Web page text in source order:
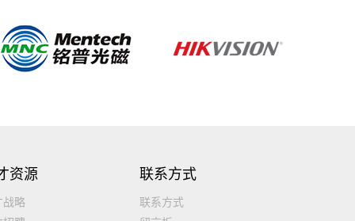
资源
战略
联系方式
联系方式